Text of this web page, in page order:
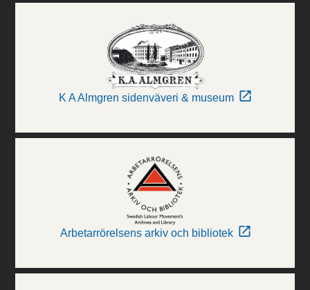
K A Almgren sidenväveri & museum
Arbetarrörelsens arkiv och bibliotek